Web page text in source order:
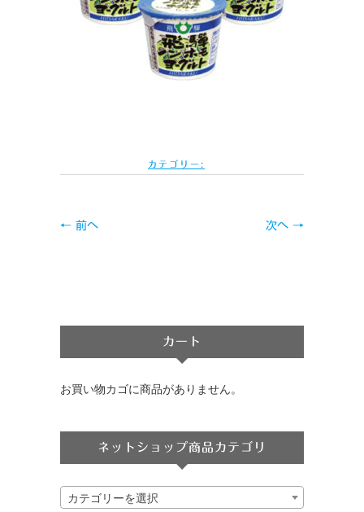
カテゴリー:
← 前へ 次へ →
カート
お買い物カゴに商品がありません。
ネットショップ商品カテゴリ
カテゴリーを選択